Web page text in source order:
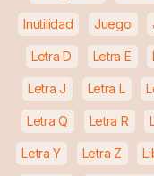
Inutilidad Juego
Letra D Letra E
Letra J Letra L
Letra Q Letra R
Letra Y Letra Z